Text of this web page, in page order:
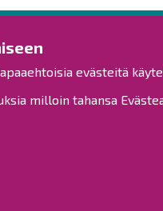
evästeitä
milloin tahansa